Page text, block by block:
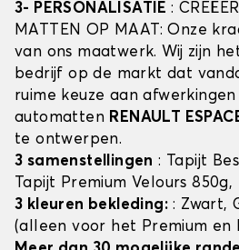
3- PERSONALISATIE:
MATTEN OP MAAT: Onze
van ons maatwerk. Wij zijn
bedrijf op de markt dat
ruime keuze aan
automatten RENAULT
te ontwerpen.
3 samenstellingen : Tapijt
Tapijt Premium Velours 850g,
3 kleuren bekleding: : Zwart,
(alleen voor het Premium en